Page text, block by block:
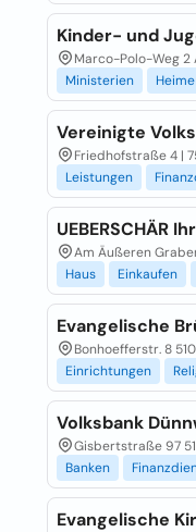
Kinder- und
Marco-Polo-Weg
Ministerien
Heime
Vereinigte
Friedhofstraße 4 |
Leistungen
UEBERSCHÄR
Am Äußeren
Haus
Einkaufen
Evangelische
Bonhoefferstr. 8
Einrichtungen
Volksbank
Gisbertstraße 97
Banken
Evangelische